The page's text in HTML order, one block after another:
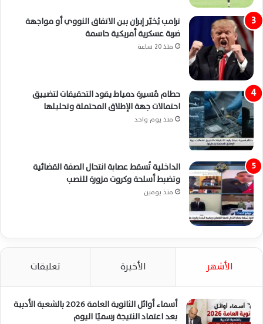
ترامب يُخيّر إيران بين الاتفاق النووي أو مواجهة
ضربة عسكرية أمريكية حاسمة
منذ 20 ساعة
حطام مُسيرة دمياط يقود التحقيقات لتضييق
احتمالات جهة الإطلاق المحتملة وتحليلها
منذ يوم واحد
الداخلية تُسقط عصابة انتحال الصفة القضائية
وتضبط أسلحة وكروت مزورة للنصب
منذ يومين
الأشهر الأخيرة تعليقات
أسماء أوائل الثانوية العامة 2026 بالشعبة الأدبية
بعد اعتماد النتيجة رسميًا اليوم